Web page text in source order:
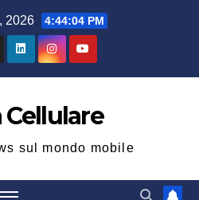
2026 4:44:05 PM
Cellulare
sul mondo mobile